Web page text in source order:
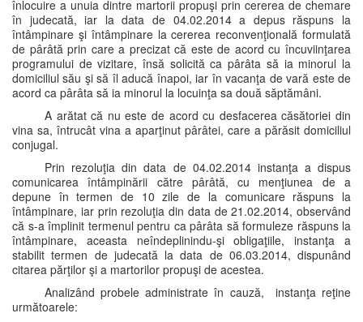
înlocuire a unuia dintre martorii propuşi prin cererea de chemare
în judecată, iar la data de 04.02.2014 a depus răspuns la
întâmpinare şi întâmpinare la cererea reconvenţională formulată
de pârâtă prin care a precizat că este de acord cu încuviinţarea
programului de vizitare, însă solicită ca pârâta să ia minorul la
domiciliul său şi să îl aducă înapoi, iar în vacanţa de vară este de
acord ca pârâta să ia minorul la locuinţa sa două săptămâni.
A arătat că nu este de acord cu desfacerea căsătoriei din
vina sa, întrucât vina a aparţinut pârâtei, care a părăsit domiciliul
conjugal.
Prin rezoluţia din data de 04.02.2014 instanţa a dispus
comunicarea întâmpinării către pârâtă, cu menţiunea de a
depune în termen de 10 zile de la comunicare răspuns la
întâmpinare, iar prin rezoluţia din data de 21.02.2014, observând
că s-a împlinit termenul pentru ca pârâta să formuleze răspuns la
întâmpinare, aceasta neîndeplinindu-şi obligaţiile, instanţa a
stabilit termen de judecată la data de 06.03.2014, dispunând
citarea părţilor şi a martorilor propuşi de acestea.
Analizând probele administrate în cauză, instanţa reţine
următoarele: